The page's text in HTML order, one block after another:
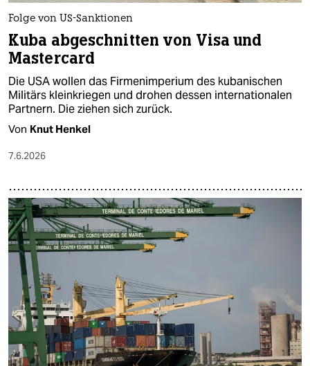
Folge von US-Sanktionen
Kuba abgeschnitten von Visa und
Mastercard
Die USA wollen das Firmenimperium des kubanischen
Militärs kleinkriegen und drohen dessen internationalen
Partnern. Die ziehen sich zurück.
Von Knut Henkel
7.6.2026